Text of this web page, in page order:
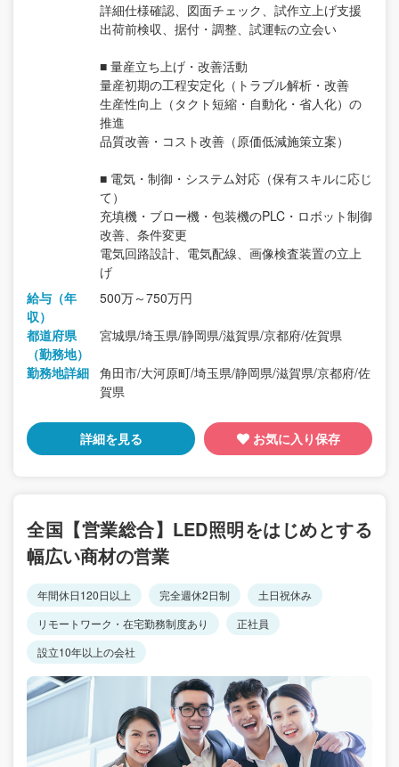
詳細仕様確認、図面チェック、試作立上げ支援
出荷前検収、据付・調整、試運転の立会い
■ 量産立ち上げ・改善活動
量産初期の工程安定化（トラブル解析・改善
生産性向上（タクト短縮・自動化・省人化）の
推進
品質改善・コスト改善（原価低減施策立案）
■ 電気・制御・システム対応（保有スキルに応じ
て）
充填機・ブロー機・包装機のPLC・ロボット制御
改善、条件変更
電気回路設計、電気配線、画像検査装置の立上
げ
給与（年
収）
500万～750万円
都道府県
（勤務地）
宮城県/埼玉県/静岡県/滋賀県/京都府/佐賀県
勤務地詳細 角田市/大河原町/埼玉県/静岡県/滋賀県/京都府/佐
賀県
詳細を見る お気に入り保存
全国【営業総合】LED照明をはじめとする
幅広い商材の営業
年間休日120日以上 完全週休2日制
土日祝休み
リモートワーク・在宅勤務制度あり
正社員
設立10年以上の会社